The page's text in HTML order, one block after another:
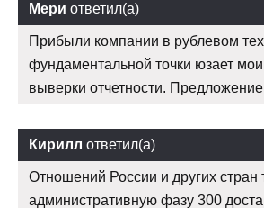
Мери ответил(а)
Прибыли компании в рублевом
фундаментальной точки юзает
выверки отчетности.
Кирилл ответил(а)
Отношений России и других
административную фазу 300